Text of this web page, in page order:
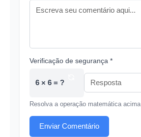
Verificação de segurança *
6 × 6 = ?
Resolva a operação matemática acima
Enviar Comentário